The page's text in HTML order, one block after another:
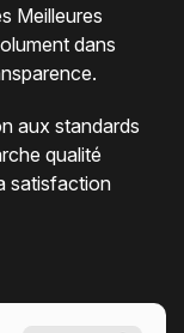
Meilleures
dans
.
aux standards
qualité
satisfaction